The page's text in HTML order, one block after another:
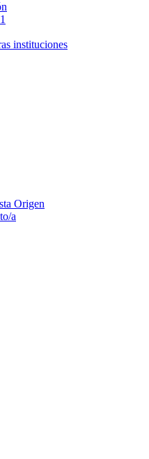
instituciones
Origen
a